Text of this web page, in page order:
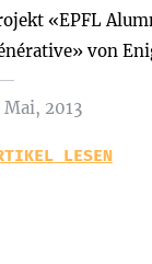
«EPFL
von
Mai, 2013
LESEN